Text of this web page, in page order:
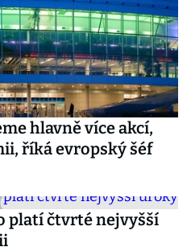
hlavně více akcí,
říká evropský šéf
platí čtvrté nejvyšší